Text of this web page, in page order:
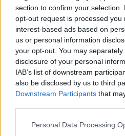
section to confirm your
opt-out request is processed you
interest-based ads based on
us or personal information
your opt-out. You may
disclosure of your personal
IAB’s list of downstream
also be disclosed by us to third
Downstream Participants that
Personal Data Processing
САМЫЕ ЧИТАЕМЫЕ
ИнесеСупе: Я не
картину… Я больше
похороны своего
Названысамые
автомобили на
чтобы вы не нашли в
автомобиль